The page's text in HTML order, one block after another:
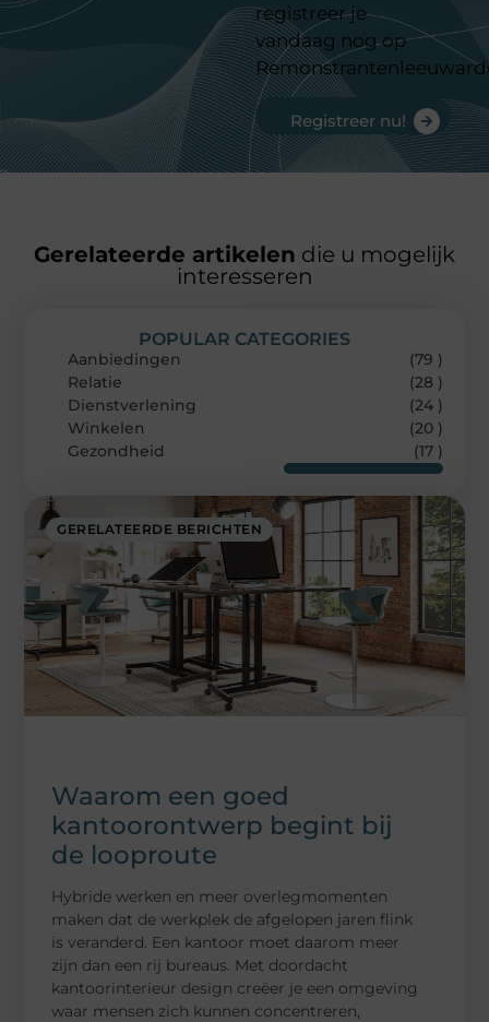
registreer je
vandaag nog op
Registreer nu!
Gerelateerde artikelen die u mogelijk
interesseren
GERELATEERDE BERICHTEN
Waarom een goed
kantoorontwerp begint bij
de looproute
Hybride werken en meer overlegmomenten
maken dat de werkplek de afgelopen jaren flink
is veranderd. Een kantoor moet daarom meer
zijn dan een rij bureaus. Met doordacht
kantoorinterieur design creëer je een omgeving
waar mensen zich kunnen concentreren,
POPULAR CATEGORIES
Aanbiedingen
(79 )
Relatie
(28 )
Dienstverlening
(24 )
Winkelen
(20 )
Gezondheid
(17 )